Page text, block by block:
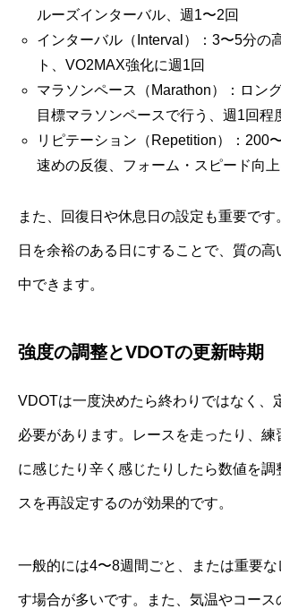
ルーズインターバル、週1〜2回
インターバル（Interval）：3〜5分の
ト、VO2MAX強化に週1回
マラソンペース（Marathon）：ロン
目標マラソンペースで行う、週1回程
リピテーション（Repetition）：200
速めの反復、フォーム・スピード向
また、回復日や休息日の設定も重要で
日を余裕のある日にすることで、質の
中できます。
強度の調整とVDOTの更新時期
VDOTは一度決めたら終わりではなく、
必要があります。レースを走ったり、練
に感じたり辛く感じたりしたら数値を調
スを再設定するのが効果的です。
一般的には4〜8週間ごと、または重要
す場合が多いです。また、気温やコース